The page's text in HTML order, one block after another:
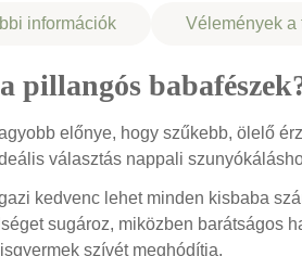
információk Vélemények a
pillangós
előnye, hogy szűkebb, ölelő
választás nappali
kedvenc lehet minden kisbaba
sugároz, miközben barátságos
szívét meghódítja.